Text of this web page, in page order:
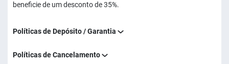
beneficie de um desconto de 35%.
Políticas de Depósito / Garantia
Políticas de Cancelamento